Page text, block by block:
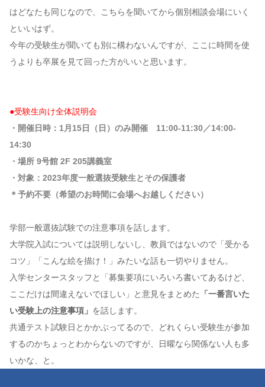
はどなたも同じなので、こちらを聞いてから個別相談会場にいく
といいはず。
今年の受験生が聞いても別に構わないんですが、ここに時間を使
うよりも卒展を見て回った方がいいと思います。
●受験生向け全体説明会
・開催日時：1月15日（日）のみ開催 11:00-11:30／14:00-
14:30
・場所 9号館 2F 205講義室
・対象：2023年度一般選抜受験生とその保護者
＊予約不要（希望のお時間に会場へお越しください）
学部一般選抜試験での注意事項を話します。
大学院入試については説明しないし、教員ではないので「受かる
コツ」「こんな絵を描け！」みたいな話も一切やりません。
入学センタースタッフと「募集要項にいろいろ書いてあるけど、
ここだけは間違えないでほしい」と意見をまとめた
「一番言いた
い受験上の注意事項」 を話します。
共通テスト試験日とかかぶってるので、どれくらい受験生が参加
するのかちょっとわからないのですが、日曜なら関係ない人も多
いかな、と。